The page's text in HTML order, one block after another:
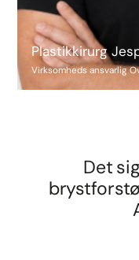
Plastikkirurg
Virksomheds ansvarlig
Det